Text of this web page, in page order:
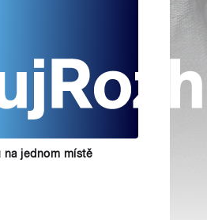
na jednom místě